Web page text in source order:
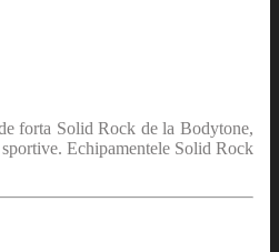
forta Solid Rock de la Bodytone,
Echipamentele Solid Rock